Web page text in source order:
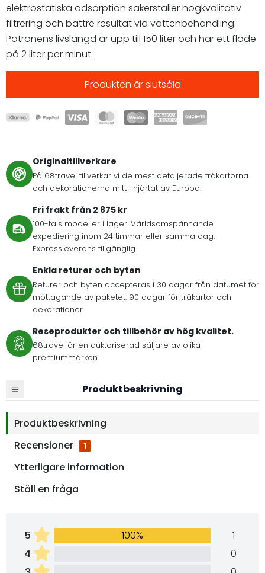
elektrostatiska adsorption säkerställer högkvalitativ
filtrering och bättre resultat vid vattenbehandling.
Patronens livslängd är upp till 150 liter och har ett flöde
på 2 liter per minut.
Produkten är slutsåld
Originaltillverkare
På 68travel tillverkar vi de mest detaljerade träkartorna
och dekorationerna mitt i hjärtat av Europa.
Fri frakt från 2 875 kr
100-tals modeller i lager. Världsomspännande
expediering inom 24 timmar eller samma dag.
Expressleverans tillgänglig.
Enkla returer och byten
Returer och byten accepteras i 30 dagar från datumet för
mottagande av paketet. 90 dagar för träkartor och
dekorationer.
Reseprodukter och tillbehör av hög kvalitet.
68travel är en auktoriserad säljare av olika
premiummärken.
Produktbeskrivning
Produktbeskrivning
Recensioner
1
Ytterligare information
Ställ en fråga
5 100%
1
4
0